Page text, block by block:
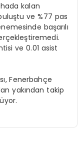
kalan
ve %77 pas
başarılı
ve 0.01 asist
Fenerbahçe
yakından takip